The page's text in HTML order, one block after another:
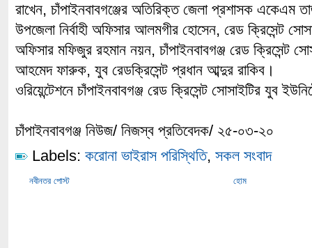
রাখেন, চাঁপাইনবাবগঞ্জের অতিরিক্ত জেলা প্রশাসক একেএম
উপজেলা নির্বাহী অফিসার আলমগীর হোসেন, রেড ক্রিসেন্ট
অফিসার মফিজুর রহমান নয়ন, চাঁপাইনবাবগঞ্জ রেড ক্রিসেন্ট
আহমেদ ফারুক, যুব রেডক্রিসেন্ট প্রধান আব্দুর রাকিব।
ওরিয়েন্টেশনে চাঁপাইনবাবগঞ্জ রেড ক্রিসেন্ট সোসাইটির যুব
চাঁপাইনবাবগঞ্জ নিউজ/ নিজস্ব প্রতিবেদক/ ২৫-০৩-২০
Labels: করোনা ভাইরাস পরিস্থিতি, সকল সংবাদ
নবীনতর পোস্ট হোম